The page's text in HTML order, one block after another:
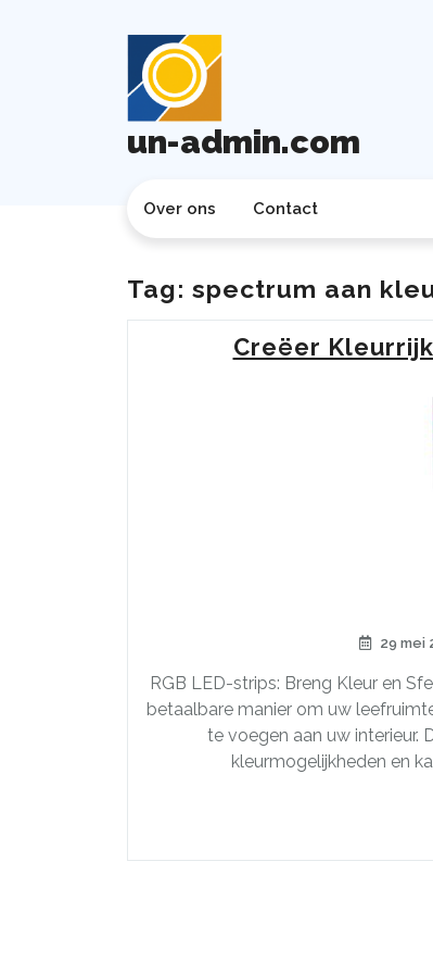
un-admin.com
Over ons Contact
Tag: spectrum aan
Creëer
29 mei
RGB LED-strips: Breng Kleur en
betaalbare manier om uw
te voegen aan uw interieur.
kleurmogelijkheden en